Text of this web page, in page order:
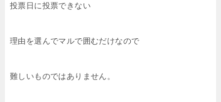
投票日に投票できない
理由を選んでマルで囲むだけなので
難しいものではありません。